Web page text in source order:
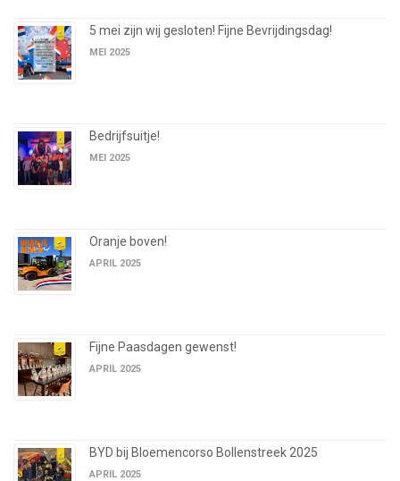
5 mei zijn wij gesloten! Fijne Bevrijdingsdag!
MEI 2025
Bedrijfsuitje!
MEI 2025
Oranje boven!
APRIL 2025
Fijne Paasdagen gewenst!
APRIL 2025
BYD bij Bloemencorso Bollenstreek 2025
APRIL 2025